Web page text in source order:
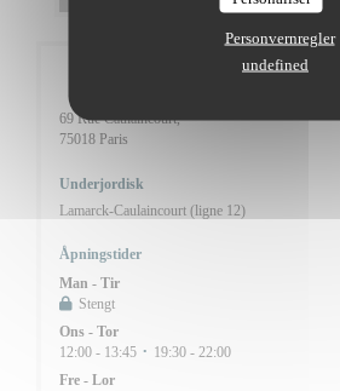
Personvernregler
undefined
Generell informasjon
69 Rue Caulaincourt,
75018 Paris
Underjordisk
Lamarck-Caulaincourt (ligne 12)
Åpningstider
Man - Tir
Stengt
Ons - Tor
12:00 - 13:45 •
19:30 - 22:00
Fre - Lor